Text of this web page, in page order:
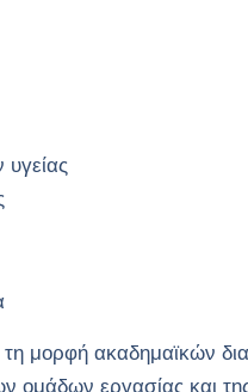
τη μορφή ακαδημαϊκών
ομάδων εργασίας και